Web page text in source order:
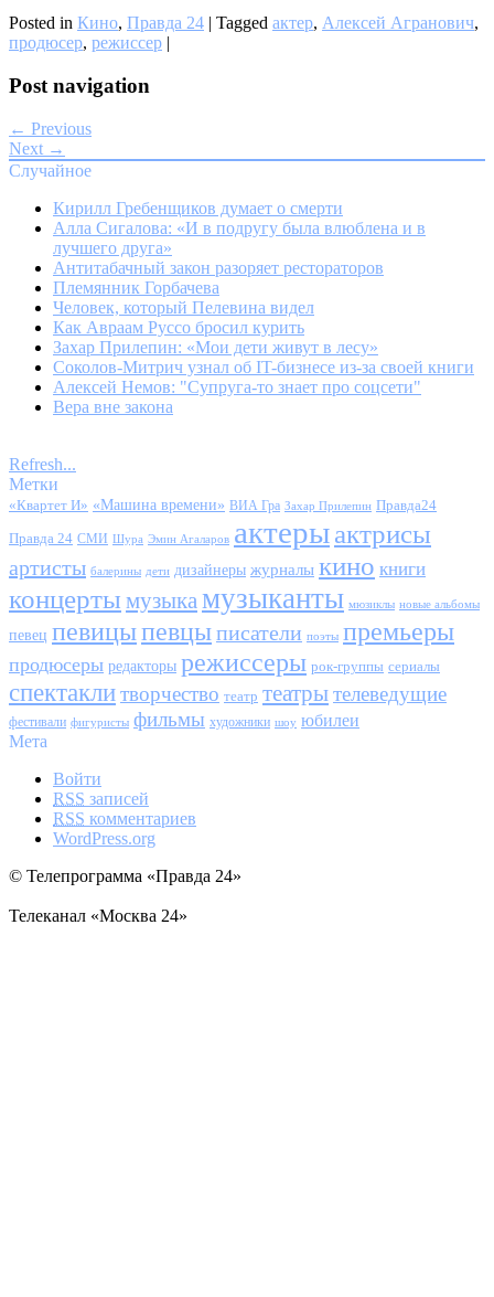
Posted in Кино, Правда 24 | Tagged актер, Алексей Агранович,
продюсер, режиссер |
Post navigation
← Previous
Next →
Случайное
Кирилл Гребенщиков думает о смерти
Алла Сигалова: «И в подругу была влюблена и в
лучшего друга»
Антитабачный закон разоряет рестораторов
Племянник Горбачева
Человек, который Пелевина видел
Как Авраам Руссо бросил курить
Захар Прилепин: «Мои дети живут в лесу»
Соколов-Митрич узнал об IT-бизнесе из-за своей книги
Алексей Немов: "Супруга-то знает про соцсети"
Вера вне закона
Refresh...
Метки
«Квартет И» «Машина времени» ВИА Гра Захар Прилепин Правда24
Правда 24 СМИ Шура Эмин Агаларов актерыактрисы
артисты балерины дети дизайнеры журналы кино книги
концерты музыка музыканты мюзиклы новые альбомы
певец певицыпевцыписатели поэты премьеры
продюсеры редакторы режиссеры рок-группы сериалы
спектаклитворчество театр театрытелеведущие
фестивали фигуристы фильмы художники шоу юбилеи
Мета
Войти
RSS записей
RSS комментариев
WordPress.org
© Телепрограмма «Правда 24»
Телеканал «Москва 24»